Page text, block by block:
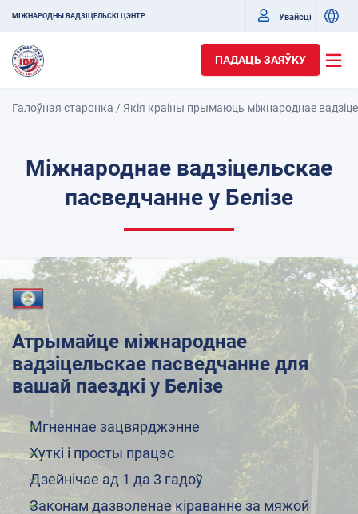
МІЖНАРОДНЫ ВАДЗІЦЕЛЬСКІ ЦЭНТР Увайсці
ПАДАЦЬ ЗАЯЎКУ
Галоўная старонка / Якія краіны прымаюць міжнароднае
Міжнароднае вадзіцельскае
пасведчанне у Белізе
Атрымайце міжнароднае
вадзіцельскае пасведчанне для
вашай паездкі у Белізе
Мгненнае зацвярджэнне
Хуткі і просты працэс
Дзейнічае ад 1 да 3 гадоў
Законам дазволенае кіраванне за мяжой